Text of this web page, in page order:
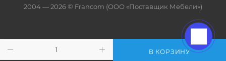
В КОРЗИНУ
2004 — 2026 © Francom (ООО «Поставщик Мебели»)